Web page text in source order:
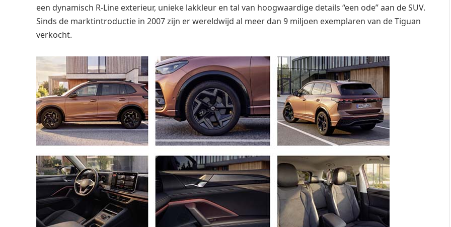
een dynamisch R-Line exterieur, unieke lakkleur en tal van hoogwaardige details “een ode” aan de SUV.
Sinds de marktintroductie in 2007 zijn er wereldwijd al meer dan 9 miljoen exemplaren van de Tiguan
verkocht.